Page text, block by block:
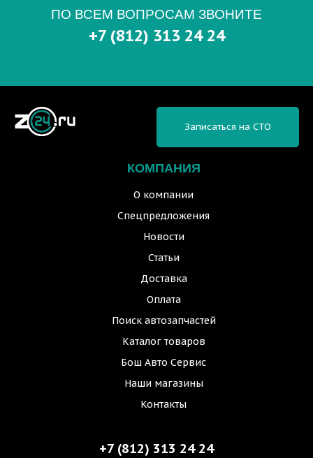
ПО ВСЕМ ВОПРОСАМ ЗВОНИТЕ
+7 (812) 313 24 24
КОМПАНИЯ
О компании
Спецпредложения
Новости
Статьи
Доставка
Оплата
Поиск автозапчастей
Каталог товаров
Бош Авто Сервис
Наши магазины
Контакты
Записаться на СТО
+7 (812) 313 24 24